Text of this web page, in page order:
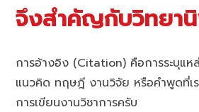
จึงสำคัญกับวิทยา
การอ้างอิง (Citation) คือการระบุแ
แนวคิด ทฤษฎี งานวิจัย หรือคำพูดที่เร
การเขียนงานวิชาการครับ